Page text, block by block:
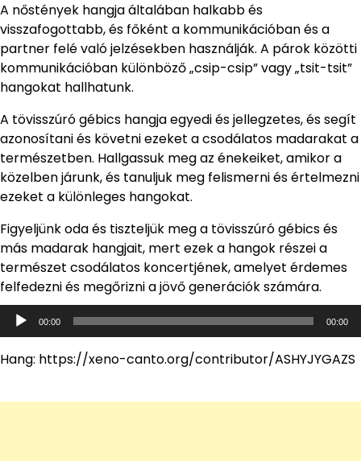
A nőstények hangja általában halkabb és
visszafogottabb, és főként a kommunikációban és a
partner felé való jelzésekben használják. A párok közötti
kommunikációban különböző „csip-csip” vagy „tsit-tsit”
hangokat hallhatunk.
A tövisszúró gébics hangja egyedi és jellegzetes, és segít
azonosítani és követni ezeket a csodálatos madarakat a
természetben. Hallgassuk meg az énekeiket, amikor a
közelben járunk, és tanuljuk meg felismerni és értelmezni
ezeket a különleges hangokat.
Figyeljünk oda és tiszteljük meg a tövisszúró gébics és
más madarak hangjait, mert ezek a hangok részei a
természet csodálatos koncertjének, amelyet érdemes
felfedezni és megőrizni a jövő generációk számára.
Audió
lejátszó
00:00 00:00
Hang: https://xeno-canto.org/contributor/ASHYJYGAZS